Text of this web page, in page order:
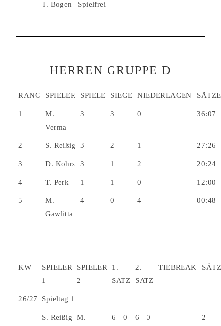
T. Bogen Spielfrei
HERREN GRUPPE D
RANG SPIELER SPIELE SIEGE NIEDERLAGEN SÄTZE
1
M.
Verma
3 3 0 36:07
2 S. Reißig 3 2 1 27:26
3 D. Kohrs 3 1 2 20:24
4 T. Perk 1 1 0 12:00
5
M.
Gawlitta
4 0 4 00:48
KW
SPIELER
1
SPIELER
2
1.
SATZ
2.
SATZ
TIEBREAK
26/27 Spieltag 1
S. Reißig
M.
6 0 6 0 2